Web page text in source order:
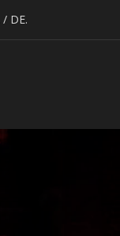
/ DE.